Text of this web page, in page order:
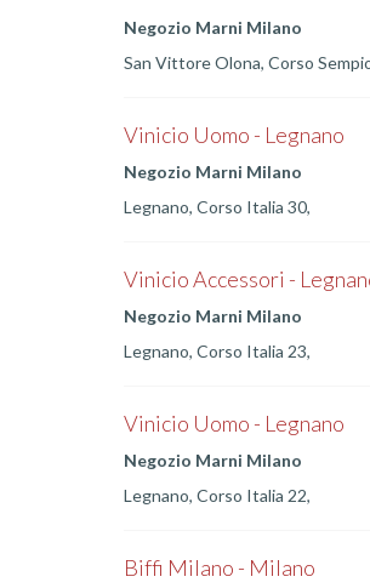
Negozio Marni Milano
San Vittore Olona, Corso
Vinicio Uomo - Legnano
Negozio Marni Milano
Legnano, Corso Italia 30,
Vinicio Accessori -
Negozio Marni Milano
Legnano, Corso Italia 23,
Vinicio Uomo - Legnano
Negozio Marni Milano
Legnano, Corso Italia 22,
Biffi Milano - Milano